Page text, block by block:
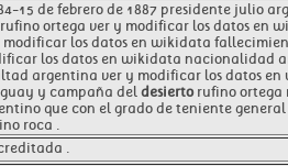
15 de febrero de 1887 presidente julio
ortega ver y modificar los datos en
los datos en wikidata
los datos en wikidata nacionalidad
argentina ver y modificar los datos
y campaña del desiertorufino ortega
que con el grado de teniente
roca .
.